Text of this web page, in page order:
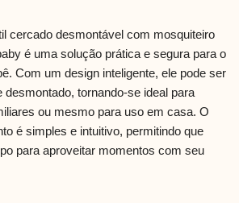
cercado desmontável com mosquiteiro
é uma solução prática e segura para o
Com um design inteligente, ele pode ser
desmontado, tornando-se ideal para
ou mesmo para uso em casa. O
é simples e intuitivo, permitindo que
para aproveitar momentos com seu